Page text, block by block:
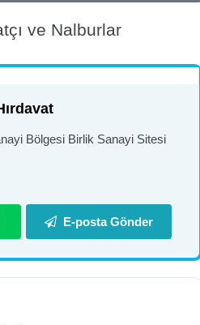
ve Nalburlar
Bölgesi Birlik Sanayi Sitesi
E-posta Gönder